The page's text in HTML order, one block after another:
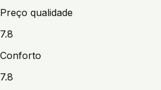
Preço qualidade
7.8
Conforto
7.8